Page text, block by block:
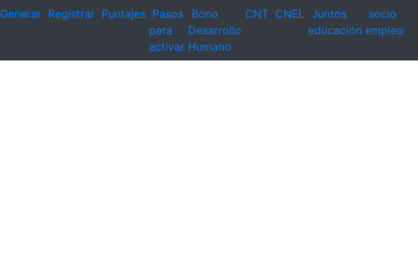
Generar Registrar Puntajes Pasos
para
activar
Bono
Desarrollo
Humano
CNT CNEL Juntos
educación
socio
empleo